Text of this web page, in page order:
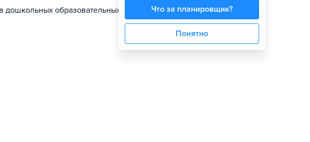
дошкольных образовательных
Что за планировщик?
Понятно